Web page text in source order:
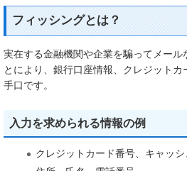
フィッシングとは？
実在する金融機関や企業を騙ってメー
とにより、銀行口座情報、クレジット
手口です。
入力を求められる情報の例
クレジットカード番号、キャッ